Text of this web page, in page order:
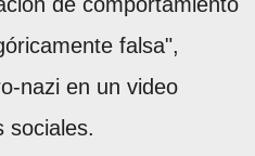
falsa",
nazi en un video
sociales.